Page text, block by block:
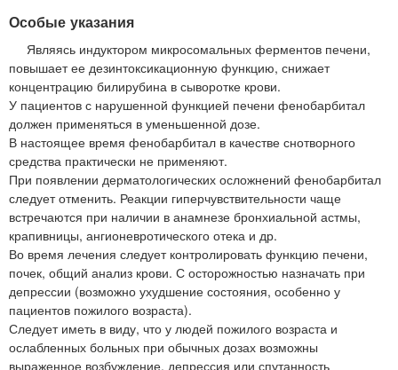
Особые указания
Являясь индуктором микросомальных ферментов печени,
повышает ее дезинтоксикационную функцию, снижает
концентрацию билирубина в сыворотке крови.
У пациентов с нарушенной функцией печени фенобарбитал
должен применяться в уменьшенной дозе.
В настоящее время фенобарбитал в качестве снотворного
средства практически не применяют.
При появлении дерматологических осложнений фенобарбитал
следует отменить. Реакции гиперчувствительности чаще
встречаются при наличии в анамнезе бронхиальной астмы,
крапивницы, ангионевротического отека и др.
Во время лечения следует контролировать функцию печени,
почек, общий анализ крови. С осторожностью назначать при
депрессии (возможно ухудшение состояния, особенно у
пациентов пожилого возраста).
Следует иметь в виду, что у людей пожилого возраста и
ослабленных больных при обычных дозах возможны
выраженное возбуждение, депрессия или спутанность